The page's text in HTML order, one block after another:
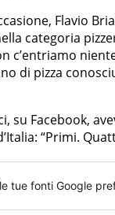
Flavio
categoria
c’entriamo
di pizza
su Facebook,
“Primi.
tue fonti Google